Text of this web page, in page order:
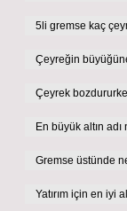
5li gremse kaç
Çeyreğin
Çeyrek
En büyük altın adı
Gremse üstünde
Yatırım için en iyi